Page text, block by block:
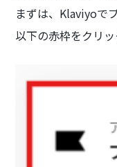
まずは、Klaviyoで
以下の赤枠をクリッ